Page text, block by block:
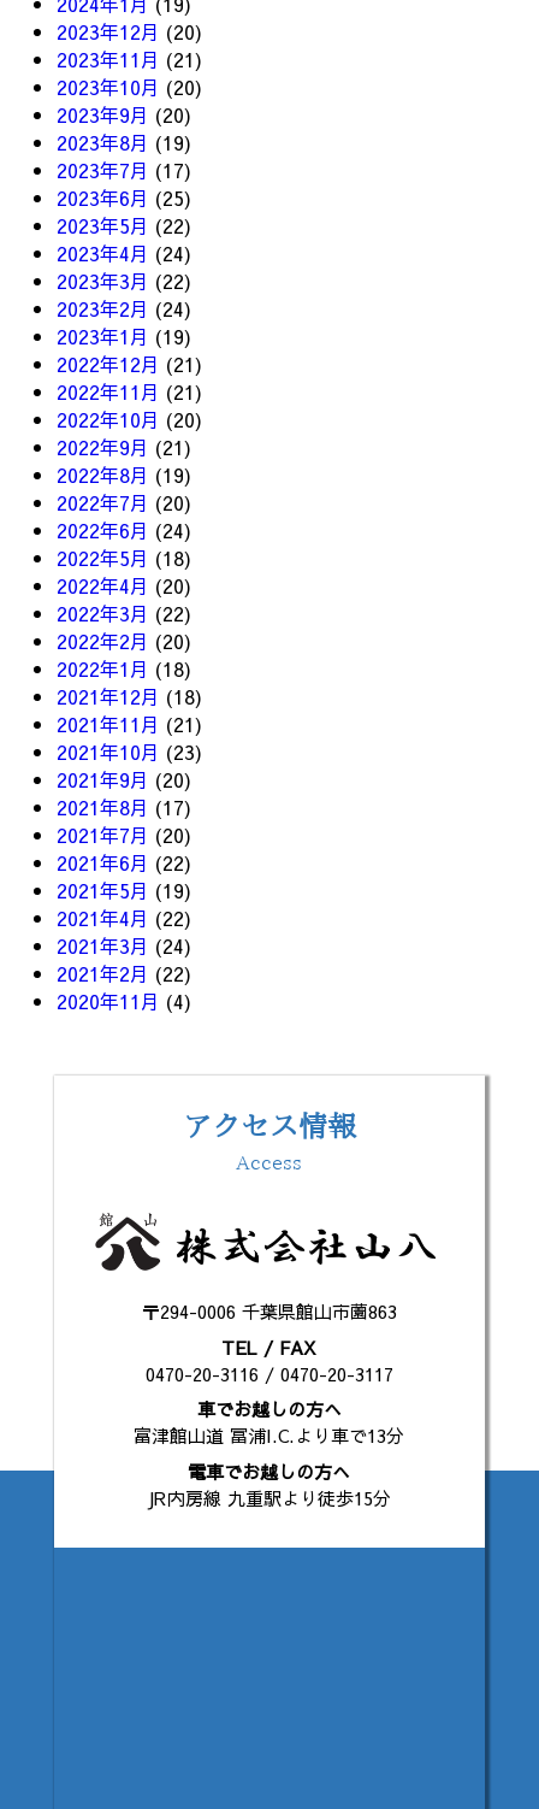
2023年12月 (20)
2023年11月 (21)
2023年10月 (20)
2023年9月 (20)
2023年8月 (19)
2023年7月 (17)
2023年6月 (25)
2023年5月 (22)
2023年4月 (24)
2023年3月 (22)
2023年2月 (24)
2023年1月 (19)
2022年12月 (21)
2022年11月 (21)
2022年10月 (20)
2022年9月 (21)
2022年8月 (19)
2022年7月 (20)
2022年6月 (24)
2022年5月 (18)
2022年4月 (20)
2022年3月 (22)
2022年2月 (20)
2022年1月 (18)
2021年12月 (18)
2021年11月 (21)
2021年10月 (23)
2021年9月 (20)
2021年8月 (17)
2021年7月 (20)
2021年6月 (22)
2021年5月 (19)
2021年4月 (22)
2021年3月 (24)
2021年2月 (22)
2020年11月 (4)
アクセス情報
Access
〒294-0006 千葉県館山市薗863
TEL / FAX
0470-20-3116 / 0470-20-3117
車でお越しの方へ
富津館山道 冨浦I.C.より車で13分
電車でお越しの方へ
JR内房線 九重駅より徒歩15分